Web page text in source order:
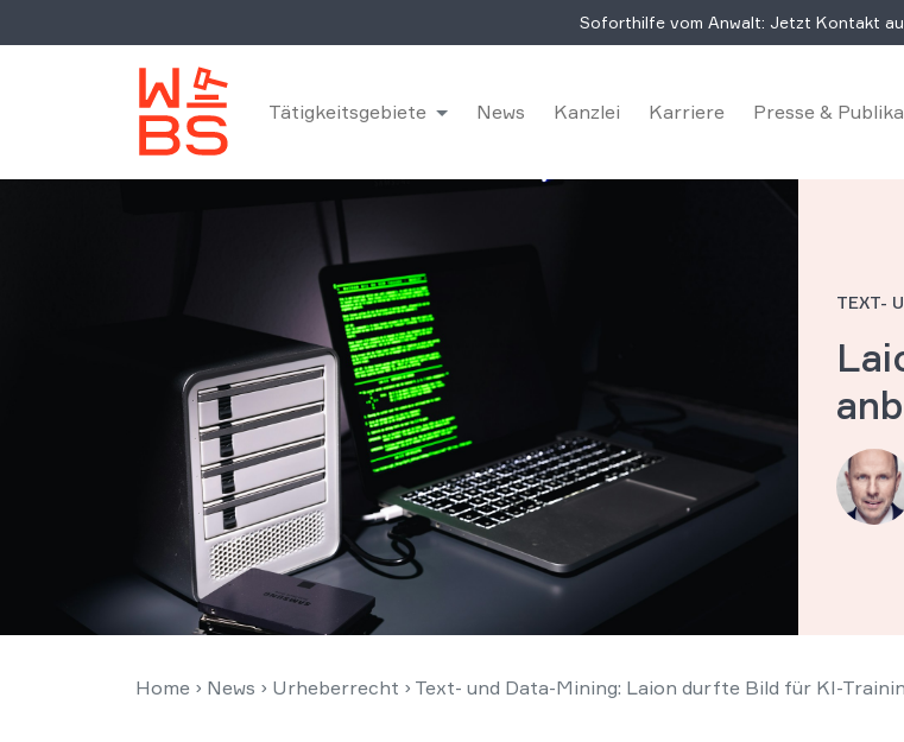
Soforthilfe vom Anwalt: Jetzt Kontakt
Tätigkeitsgebiete News Kanzlei Karriere Presse &
TEXT-
Home › News › Urheberrecht › Text- und Data-Mining: Laion durfte Bild für KI-